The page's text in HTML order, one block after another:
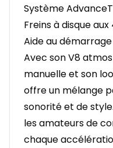
Système
Freins à disque
Aide au
Avec son V8
manuelle et son
offre un mélange
sonorité et de
les amateurs de
chaque